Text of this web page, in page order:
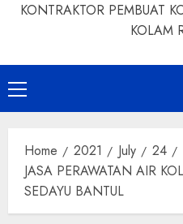
KONTRAKTOR PEMBUAT
KOLAM
Primary
Menu
Home 2021 July
24
JASA PERAWATAN AIR
SEDAYU BANTUL